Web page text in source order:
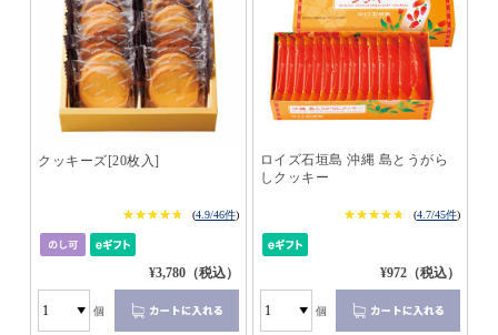
クッキーズ[20枚入]
★★★★★
★★★★★ (4.9/46件)
¥3,780（税込）
個
ロイズ石垣島 沖縄 島とうがら
しクッキー
★★★★★
★★★★★ (4.7/45件)
¥972（税込）
個